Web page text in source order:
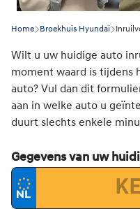
Home Broekhuis Hyundai
Wilt u uw huidige auto
moment waard is tijdens
auto? Vul dan dit
aan in welke auto u
duurt slechts enkele
Gegevens van uw